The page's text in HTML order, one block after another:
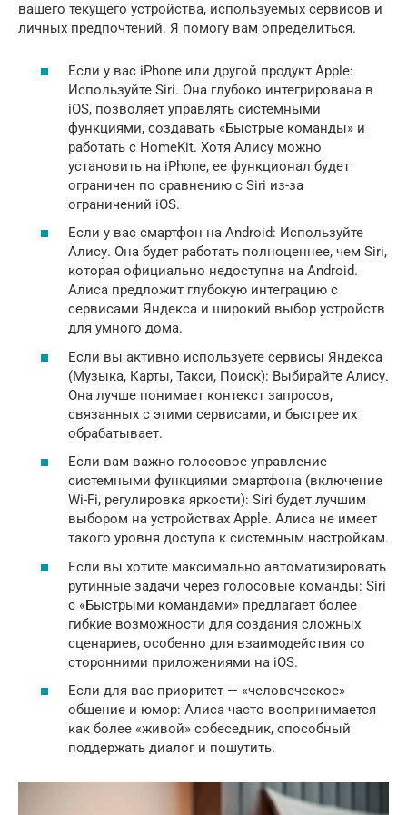
вашего текущего устройства, используемых сервисов и
личных предпочтений. Я помогу вам определиться.
Если у вас iPhone или другой продукт Apple:
Используйте Siri. Она глубоко интегрирована в
iOS, позволяет управлять системными
функциями, создавать «Быстрые команды» и
работать с HomeKit. Хотя Алису можно
установить на iPhone, ее функционал будет
ограничен по сравнению с Siri из-за
ограничений iOS.
Если у вас смартфон на Android: Используйте
Алису. Она будет работать полноценнее, чем Siri,
которая официально недоступна на Android.
Алиса предложит глубокую интеграцию с
сервисами Яндекса и широкий выбор устройств
для умного дома.
Если вы активно используете сервисы Яндекса
(Музыка, Карты, Такси, Поиск): Выбирайте Алису.
Она лучше понимает контекст запросов,
связанных с этими сервисами, и быстрее их
обрабатывает.
Если вам важно голосовое управление
системными функциями смартфона (включение
Wi-Fi, регулировка яркости): Siri будет лучшим
выбором на устройствах Apple. Алиса не имеет
такого уровня доступа к системным настройкам.
Если вы хотите максимально автоматизировать
рутинные задачи через голосовые команды: Siri
с «Быстрыми командами» предлагает более
гибкие возможности для создания сложных
сценариев, особенно для взаимодействия со
сторонними приложениями на iOS.
Если для вас приоритет — «человеческое»
общение и юмор: Алиса часто воспринимается
как более «живой» собеседник, способный
поддержать диалог и пошутить.